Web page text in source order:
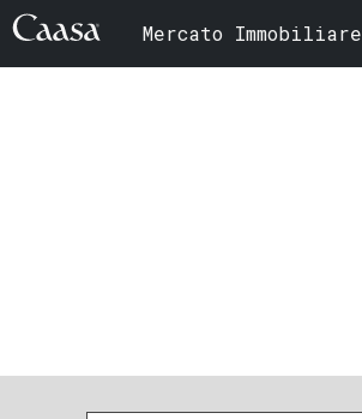
Mercato Immobiliare